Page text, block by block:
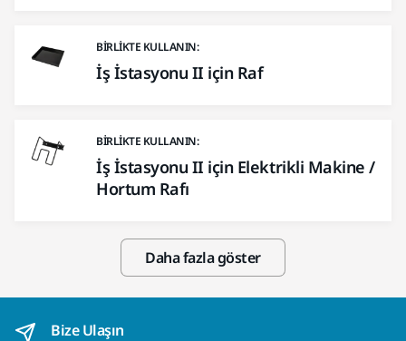
BIRLIKTE KULLANIN:
İş İstasyonu II için Raf
BIRLIKTE KULLANIN:
İş İstasyonu II için Elektrikli Makine /
Hortum Rafı
Daha fazla göster
Bize Ulaşın